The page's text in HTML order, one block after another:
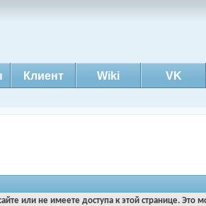
Клиент Wiki VK
или не имеете доступа к этой странице. Это